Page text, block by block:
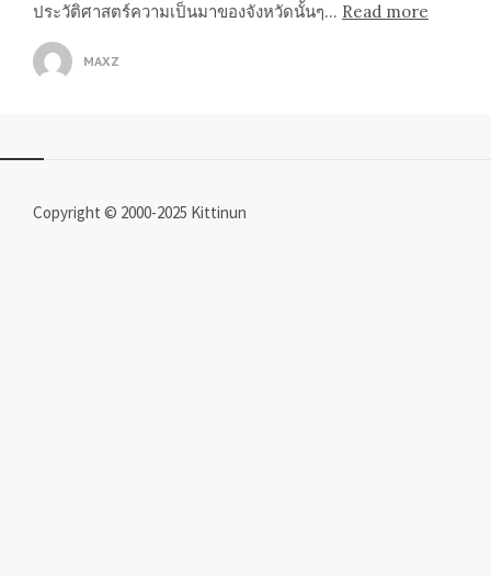
ประวัติศาสตร์ความเป็นมาของจังหวัดนั้นๆ… Read more
MAXZ
Copyright © 2000-2025 Kittinun